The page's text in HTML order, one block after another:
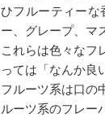
ひフルーティーな
ー、グレープ、マ
これらは色々なフ
っては「なんか良
フルーツ系は口の
ルーツ系のフレー